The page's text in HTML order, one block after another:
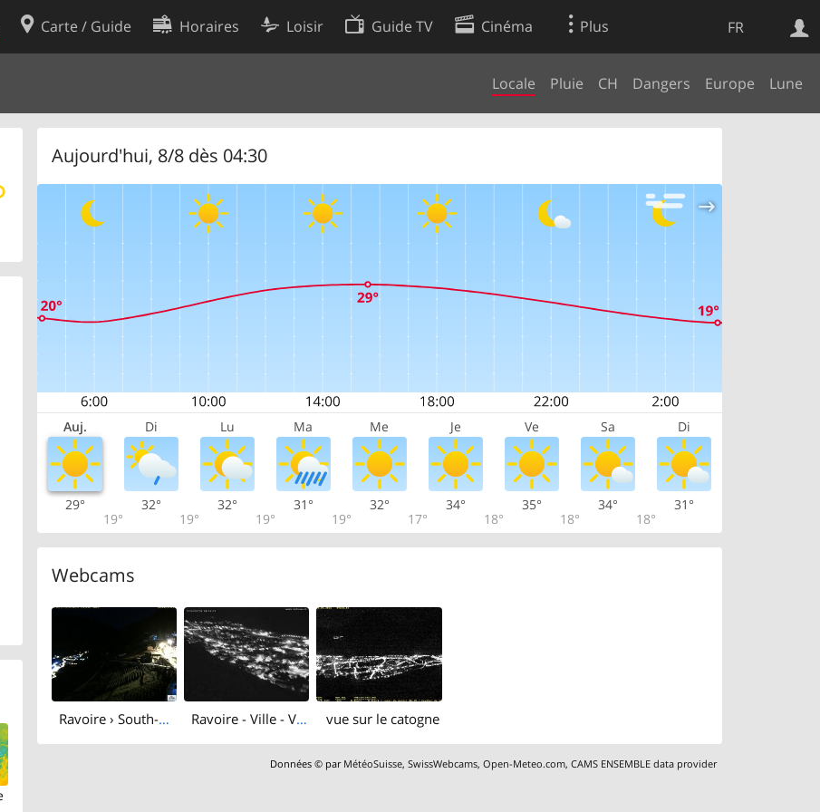
FR
Carte / Guide Horaires Loisir Guide TV Cinéma Plus
Locale Pluie CH Dangers Europe Lune
Aujourd'hui, 8/8 dès 04:30
Auj. Di Lu Ma Me Je Ve Sa Di
29°
19°
32°
19°
32°
19°
31°
19°
32°
17°
34°
18°
35°
18°
34°
18°
31°
Webcams
Ravoire › South-west: Domaine Baie-Attitude - Lac de Bovine - Pointe Ronde Ravoire - Ville - Valais, Suisse vue sur le catogne
Données © par MétéoSuisse,SwissWebcams,Open-Meteo.com,CAMS ENSEMBLE data provider
Web
Préférences de cookies